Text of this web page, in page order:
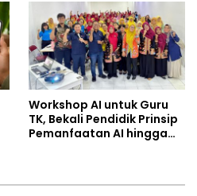
dan Perintis Kemerdekaan
Workshop AI untuk Guru
TK, Bekali Pendidik Prinsip
Pemanfaatan AI hingga